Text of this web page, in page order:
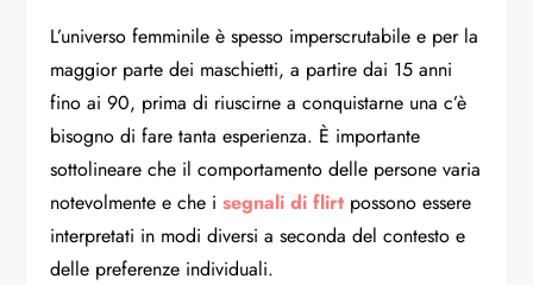
L’universo femminile è spesso imperscrutabile e per la
maggior parte dei maschietti, a partire dai 15 anni
fino ai 90, prima di riuscirne a conquistarne una c’è
bisogno di fare tanta esperienza. È importante
sottolineare che il comportamento delle persone varia
notevolmente e che isegnali di flirt possono essere
interpretati in modi diversi a seconda del contesto e
delle preferenze individuali.